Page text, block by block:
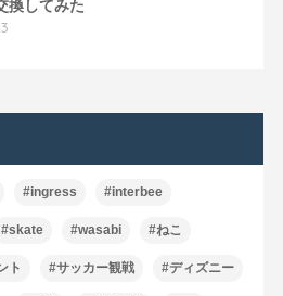
換してみた
#ingress #interbee
#skate #wasabi #ねこ
ト #サッカー観戦 #ディズニー